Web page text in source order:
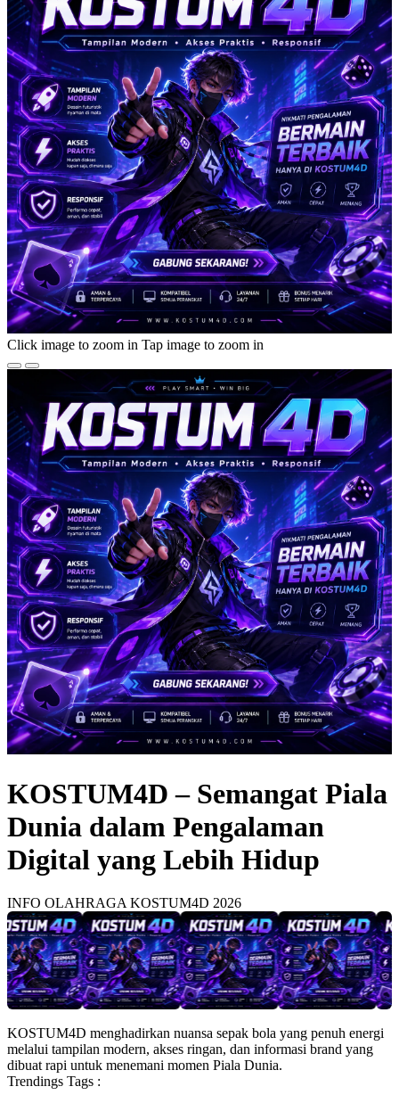
Click image to zoom in Tap image to zoom in
KOSTUM4D – Semangat Piala
Dunia dalam Pengalaman
Digital yang Lebih Hidup
INFO OLAHRAGA KOSTUM4D 2026
KOSTUM4D menghadirkan nuansa sepak bola yang penuh energi
melalui tampilan modern, akses ringan, dan informasi brand yang
dibuat rapi untuk menemani momen Piala Dunia.
Trendings Tags :